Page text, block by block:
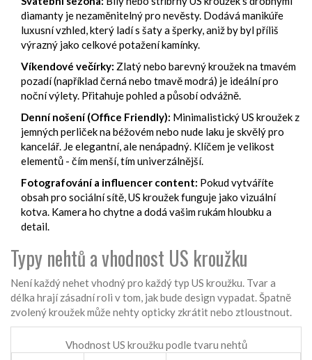
diamanty je nezaměnitelný pro nevěsty. Dodává manikúře
luxusní vzhled, který ladí s šaty a šperky, aniž by byl příliš
výrazný jako celkové potažení kamínky.
Víkendové večírky: Zlatý nebo barevný kroužek na tmavém
pozadí (například černá nebo tmavě modrá) je ideální pro
noční výlety. Přitahuje pohled a působí odvážně.
Denní nošení (Office Friendly): Minimalistický US kroužek z
jemných perliček na béžovém nebo nude laku je skvělý pro
kancelář. Je elegantní, ale nenápadný. Klíčem je velikost
elementů - čím menší, tím univerzálnější.
Fotografování a influencer content: Pokud vytváříte
obsah pro sociální sítě, US kroužek funguje jako vizuální
kotva. Kamera ho chytne a dodá vašim rukám hloubku a
detail.
Typy nehtů a vhodnost US kroužku
Není každý nehet vhodný pro každý typ US kroužku. Tvar a
délka hrají zásadní roli v tom, jak bude design vypadat. Špatně
zvolený kroužek může nehty opticky zkrátit nebo ztloustnout.
Vhodnost US kroužku podle tvaru nehtů